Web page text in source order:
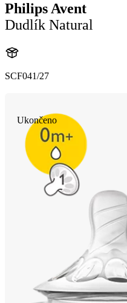
Philips Avent
Dudlík Natural
SCF041/27
Ukončeno